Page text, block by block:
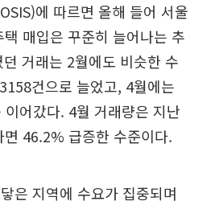
에 따르면 올해 들어 서울
매입은 꾸준히 늘어나는 추
거래는 2월에도 비슷한 수
건으로 늘었고, 4월에는
어갔다. 4월 거래량은 지난
46.2% 급증한 수준이다.
은 지역에 수요가 집중되며